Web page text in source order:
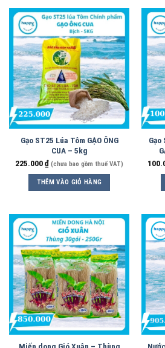
Gạo ST25 Lúa Tôm GẠO ÔNG
CUA – 5kg
225.000₫ (chưa bao gồm thuế VAT)
THÊM VÀO GIỎ HÀNG
Gạo
Miến dong Gió Xuân – Thùng